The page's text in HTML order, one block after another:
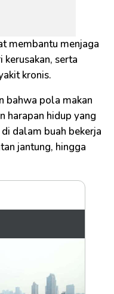
membantu menjaga
serta
kronis.
bahwa pola makan
harapan hidup yang
dalam buah bekerja
jantung, hingga